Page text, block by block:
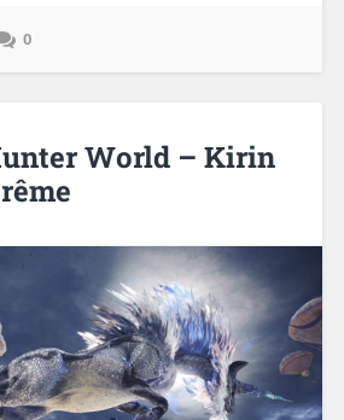
0
World – Kirin